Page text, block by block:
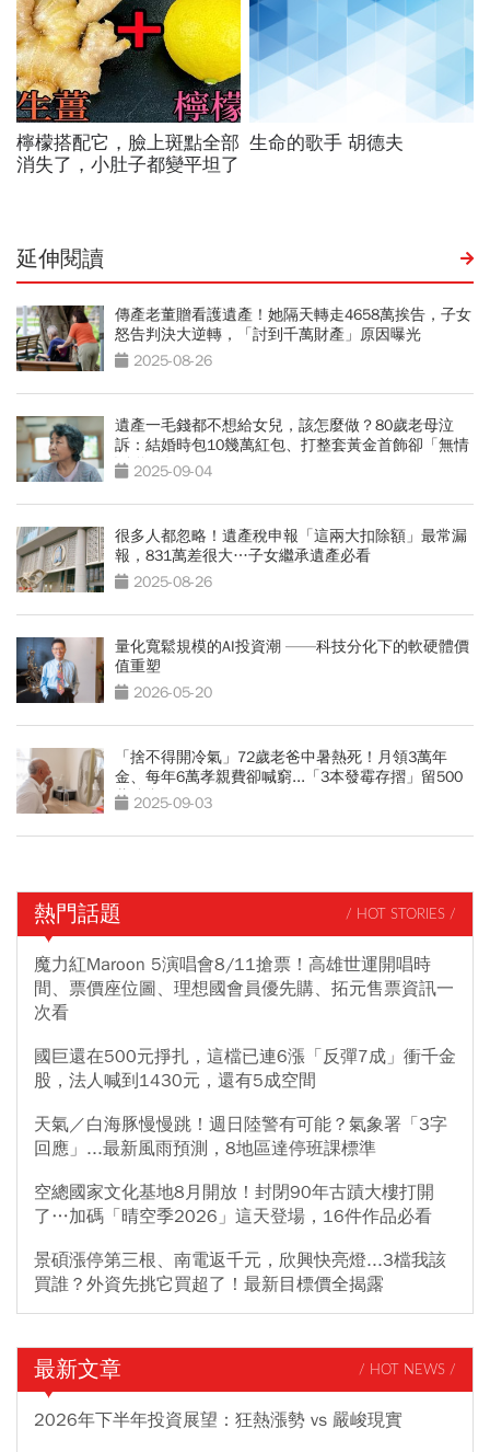
延伸閱讀
傳產老董贈看護遺產！她隔天轉走4658萬挨告，子女
怒告判決大逆轉，「討到千萬財產」原因曝光
2025-08-26
遺產一毛錢都不想給女兒，該怎麼做？80歲老母泣
訴：結婚時包10幾萬紅包、打整套黃金首飾卻「無情
斷聯10年」
2025-09-04
很多人都忽略！遺產稅申報「這兩大扣除額」最常漏
報，831萬差很大…子女繼承遺產必看
2025-08-26
量化寬鬆規模的AI投資潮 ——科技分化下的軟硬體價
值重塑
2026-05-20
「捨不得開冷氣」72歲老爸中暑熱死！月領3萬年
金、每年6萬孝親費卻喊窮...「3本發霉存摺」留500
萬遺產啟示
2025-09-03
熱門話題 / HOT STORIES /
魔力紅Maroon 5演唱會8/11搶票！高雄世運開唱時
間、票價座位圖、理想國會員優先購、拓元售票資訊一
次看
國巨還在500元掙扎，這檔已連6漲「反彈7成」衝千金
股，法人喊到1430元，還有5成空間
天氣／白海豚慢慢跳！週日陸警有可能？氣象署「3字
回應」...最新風雨預測，8地區達停班課標準
空總國家文化基地8月開放！封閉90年古蹟大樓打開
了…加碼「晴空季2026」這天登場，16件作品必看
景碩漲停第三根、南電返千元，欣興快亮燈...3檔我該
買誰？外資先挑它買超了！最新目標價全揭露
最新文章 / HOT NEWS /
2026年下半年投資展望：狂熱漲勢 vs 嚴峻現實